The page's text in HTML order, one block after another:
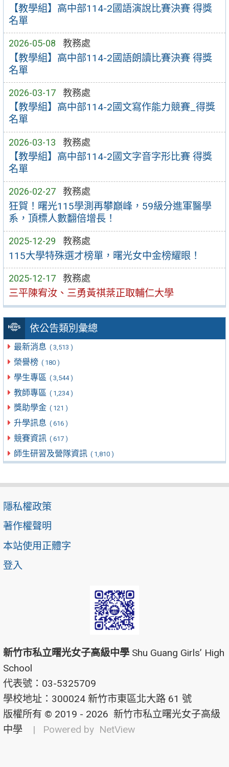
【教學組】高中部114-2國語演說比賽決賽 得獎
名單
2026-05-08 教務處
【教學組】高中部114-2國語朗讀比賽決賽 得獎
名單
2026-03-17 教務處
【教學組】高中部114-2國文寫作能力競賽_得獎
名單
2026-03-13 教務處
【教學組】高中部114-2國文字音字形比賽 得獎
名單
2026-02-27 教務處
狂賀！曙光115學測再攀巔峰，59級分進軍醫學
系，頂標人數翻倍增長！
2025-12-29 教務處
115大學特殊選才榜單，曙光女中金榜耀眼！
2025-12-17 教務處
三平陳宥汝、三勇黃祺棻正取輔仁大學
依公告類別彙總
最新消息 ( 3,513 )
榮譽榜 ( 180 )
學生專區 ( 3,544 )
教師專區 ( 1,234 )
獎助學金 ( 121 )
升學訊息 ( 616 )
競賽資訊 ( 617 )
師生研習及營隊資訊 ( 1,810 )
隱私權政策
著作權聲明
本站使用正體字
登入
新竹市私立曙光女子高級中學 Shu Guang Girls’ High
School
代表號：03-5325709
學校地址：300024 新竹市東區北大路 61 號
版權所有 © 2019 - 2026 新竹市私立曙光女子高級
中學
| Powered by NetView